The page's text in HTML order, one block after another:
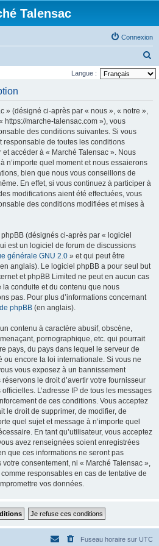
Talensac
Connexion
e
Langue :
» (désigné ci-après par « nous », « notre »,
https://marche-talensac.com »), vous
des conditions suivantes. Si vous
responsable de toutes les conditions
accéder à « Marché Talensac ». Nous
n’importe quel moment et nous essaierons
bien que nous vous conseillons de
En effet, si vous continuez à participer à
modifications aient été effectuées, vous
des conditions modifiées et mises à
(désignés ci-après par « logiciel
est un logiciel de forum de discussions
générale GNU 2.0 » et qui peut être
anglais). Le logiciel phpBB a pour seul but
et phpBB Limited ne peut en aucun cas
conduite et du contenu que nous
pas. Pour plus d’informations concernant
phpBB (en anglais).
contenu à caractère abusif, obscène,
pornographique, etc. qui pourrait
pays, du pays dans lequel le serveur de
ou encore la loi internationale. Si vous ne
vous exposez à un bannissement
le droit d’avertir votre fournisseur
L’adresse IP de tous les messages
de ces conditions. Vous acceptez
le droit de supprimer, de modifier, de
quel sujet et message à n’importe quel
En tant qu’utilisateur, vous acceptez
avez renseignées soient enregistrées
que ces informations ne seront pas
consentement, ni « Marché Talensac »,
responsables en cas de tentative de
vos données.
Fuseau horaire sur UTC